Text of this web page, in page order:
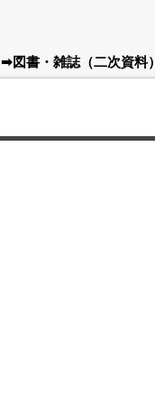
➡図書・雑誌（二次資料）